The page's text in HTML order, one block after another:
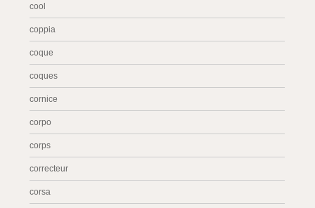
cool
coppia
coque
coques
cornice
corpo
corps
correcteur
corsa